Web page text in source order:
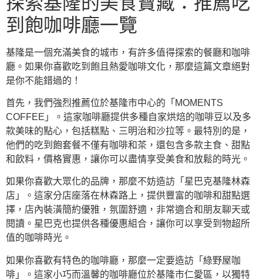
到飽咖啡廳一覽
基隆是一個充滿美食的城市，有許多值得探索的餐廳和咖啡
廳。如果你喜歡吃到飽且熱愛咖啡文化，那麼這篇文章絕對
是你不能錯過的！
首先，我們強烈推薦位於基隆市中心的「MOMENTS
COFFEE」。這家咖啡廳提供多種自家烘焙的咖啡豆以及多
款美味的點心，包括糕點、三明治和沙拉等。最特別的是，
他們的吃到飽套餐不僅有咖啡和茶，還包含多款主食、甜點
和飲料，價格實惠，讓你可以盡情享受美食和放鬆的時光。
如果你喜歡大眾化的品牌，那麼不妨造訪「星巴克基隆林森
店」。這家分店座落在林森路上，提供豐富的咖啡和甜點選
擇，店內裝潢簡約優雅，氛圍舒適，非常適合和朋友聊天或
閱讀。星巴克也提供各種優惠組合，讓你可以享受到物超所
值的咖啡時光。
如果你喜歡有特色的咖啡廳，那麼一定要造訪「綠野屋咖
啡」。這家小巧而溫馨的咖啡廳位於基隆市仁愛區，以獨特